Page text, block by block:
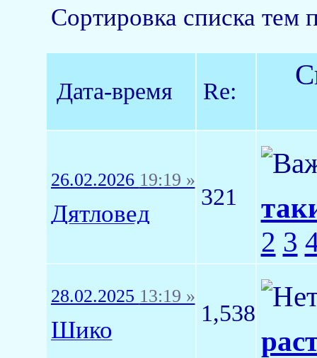
Сортировка списка тем
Дата-время Re:
26.02.2026 19:19 »
Дятловед
321
2 3
28.02.2025 13:19 »
Шико
1,538